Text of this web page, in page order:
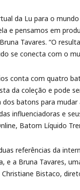
da Lu para o
e pensamos em
Tavares. “O
se conecta com o
conta com quatro
da coleção e pode
batons para
influenciadoras e
Batom Líquido
referências da
e a Bruna Tavares,
Bistaco,